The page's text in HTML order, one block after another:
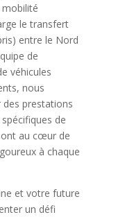
le transfert
entre le Nord
de
véhicules
nous
prestations
de
au cœur de
à chaque
et votre future
un défi